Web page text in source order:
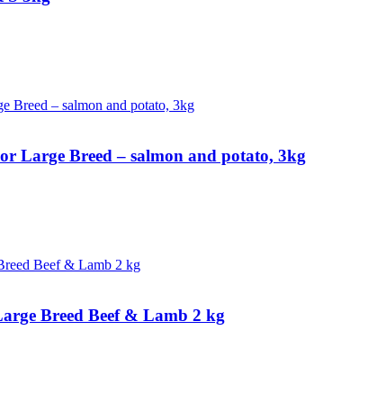
Large Breed – salmon and potato, 3kg
Breed Beef & Lamb 2 kg